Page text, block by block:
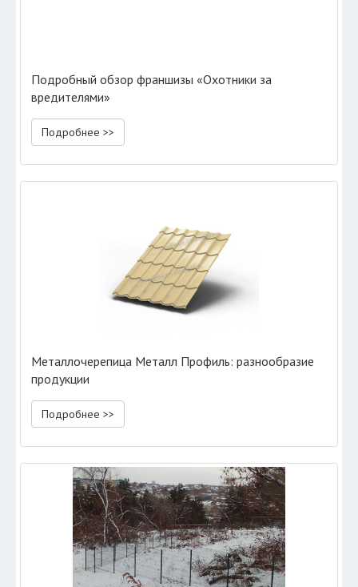
Подробный обзор франшизы «Охотники за
вредителями»
Подробнее >>
Металлочерепица Металл Профиль: разнообразие
продукции
Подробнее >>